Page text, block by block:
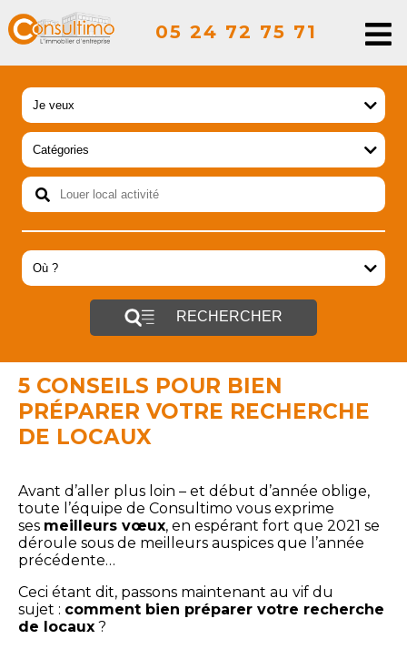
05 24 72 75 71
RECHERCHER
5 CONSEILS POUR BIEN
PRÉPARER VOTRE RECHERCHE
DE LOCAUX
Avant d’aller plus loin – et début d’année oblige,
toute l’équipe de Consultimo vous exprime
ses meilleurs vœux, en espérant fort que 2021 se
déroule sous de meilleurs auspices que l’année
précédente…
Ceci étant dit, passons maintenant au vif du
sujet : comment bien préparer votre recherche
de locaux ?